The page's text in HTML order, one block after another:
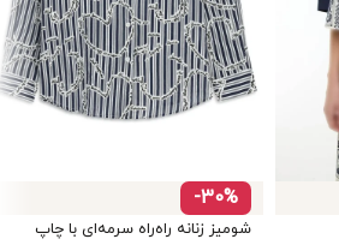
-30%
شومیز زنانه راه‌راه سرمه‌ای با چاپ